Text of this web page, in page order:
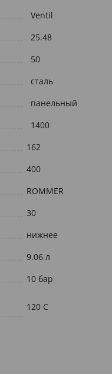
Ventil
25.48
50
сталь
панельный
1400
162
400
ROMMER
30
нижнее
9.06 л
10 бар
120 C